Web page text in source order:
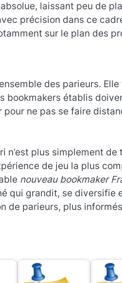
laissant peu de
précision dans ce
sur le plan des
des parieurs.
bookmakers établis
ne pas se faire
n’est plus simplement de
de jeu la plus
nouveau bookmaker
qui grandit, se diversifie
de parieurs, plus